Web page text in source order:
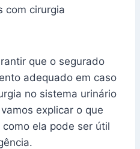
com cirurgia
que o segurado
adequado em caso
no sistema urinário
explicar o que
ela pode ser útil